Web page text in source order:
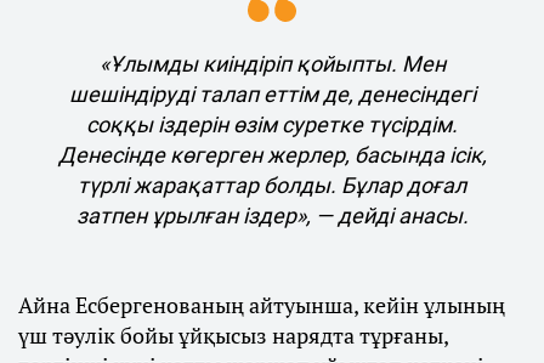
«Ұлымды киіндіріп қойыпты. Мен
шешіндіруді талап еттім де, денесіндегі
соққы іздерін өзім суретке түсірдім.
Денесінде көгерген жерлер, басында ісік,
түрлі жарақаттар болды. Бұлар доғал
затпен ұрылған іздер», — дейді анасы.
Айна Есбергенованың айтуынша, кейін ұлының
үш тәулік бойы ұйқысыз нарядта тұрғаны,